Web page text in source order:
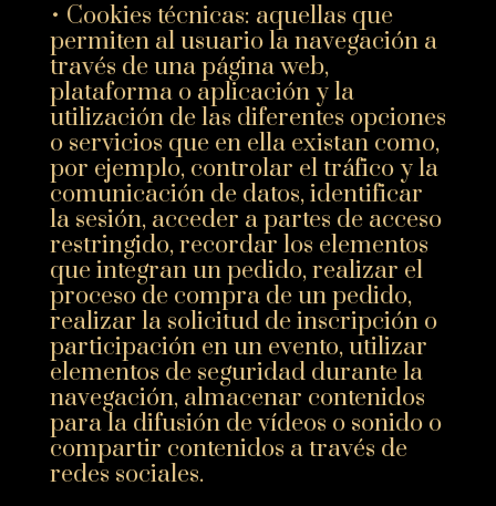
• Cookies técnicas: aquellas que
permiten al usuario la navegación a
través de una página web,
plataforma o aplicación y la
utilización de las diferentes opciones
o servicios que en ella existan como,
por ejemplo, controlar el tráfico y la
comunicación de datos, identificar
la sesión, acceder a partes de acceso
restringido, recordar los elementos
que integran un pedido, realizar el
proceso de compra de un pedido,
realizar la solicitud de inscripción o
participación en un evento, utilizar
elementos de seguridad durante la
navegación, almacenar contenidos
para la difusión de vídeos o sonido o
compartir contenidos a través de
redes sociales.